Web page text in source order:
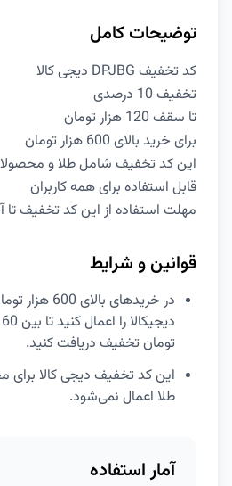
توضیحات کامل
کد تخفیف DPJBG دیجی کالا
تخفیف 10 درصدی
تا سقف 120 هزار تومان
برای خرید بالای 600 هزار تومان
این کد تخفیف شامل طلا و
قابل استفاده برای همه کاربران
مهلت استفاده از این کد تخفیف تا آخر
قوانین و شرایط
در خریدهای
تومان تخفیف دریافت کنید.
این کد تخفیف دیجی کالا
طلا اعمال نمی‌شود.
آمار استفاده